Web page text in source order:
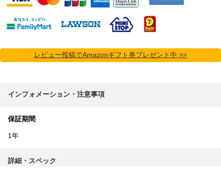
レビュー投稿でAmazonギフト券プレゼント中 >>
インフォメーション・注意事項
保証期間
1年
詳細・スペック